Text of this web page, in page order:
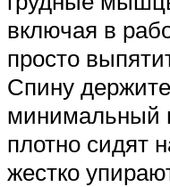
включая в
просто
Спину
минимальный
плотно сидят
жестко